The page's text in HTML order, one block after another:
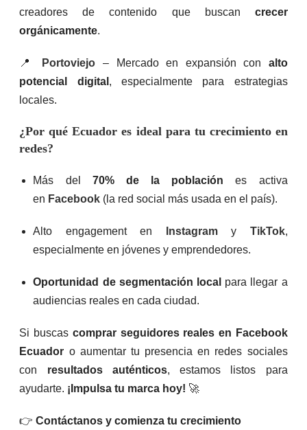
creadores de contenido que buscan crecer
orgánicamente.
📍 Portoviejo – Mercado en expansión con alto
potencial digital , especialmente para estrategias
locales.
¿Por qué Ecuador es ideal para tu crecimiento en
redes?
Más del 70% de la población es activa
en Facebook (la red social más usada en el país).
Alto engagement en Instagramy TikTok,
especialmente en jóvenes y emprendedores.
Oportunidad de segmentación local para llegar a
audiencias reales en cada ciudad.
Si buscas comprar seguidores reales en Facebook
Ecuador o aumentar tu presencia en redes sociales
con resultados auténticos, estamos listos para
ayudarte. ¡Impulsa tu marca hoy! 🚀
👉Contáctanos y comienza tu crecimiento